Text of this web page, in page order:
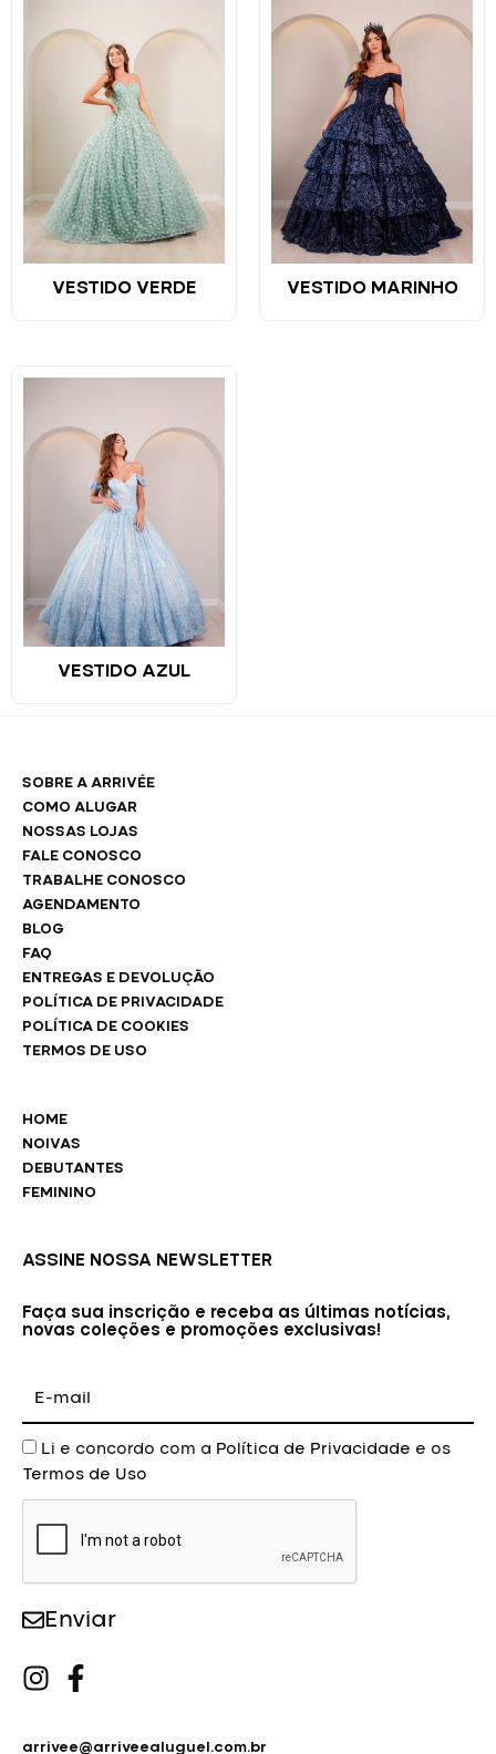
VESTIDO VERDE VESTIDO MARINHO
VESTIDO AZUL
SOBRE A ARRIVÉE
COMO ALUGAR
NOSSAS LOJAS
FALE CONOSCO
TRABALHE CONOSCO
AGENDAMENTO
BLOG
FAQ
ENTREGAS E DEVOLUÇÃO
POLÍTICA DE PRIVACIDADE
POLÍTICA DE COOKIES
TERMOS DE USO
HOME
NOIVAS
DEBUTANTES
FEMININO
ASSINE NOSSA NEWSLETTER
Faça sua inscrição e receba as últimas notícias,
novas coleções e promoções exclusivas!
mail
AceiteLi e concordo com a Política de Privacidade e os
Termos de Uso
Enviar
arrivee@arriveealuguel.com.br